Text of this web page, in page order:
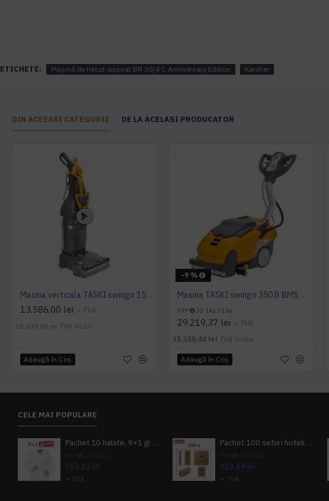
ETICHETE: Mașină de frecat-aspirat BR 30/4 C Anniversary Edition Karcher
DIN ACEEASI CATEGORIE DE LA ACELASI PRODUCATOR
Masina verticala TASKI swingo 150 E EURO, 1100W
13.586,00 lei + TVA
16.439,06 lei TVA inclus
Adaugă în Coş
-9 %
Masina TASKI swingo 350 B BMS EURO
PRP 32.141,31 lei
29.219,37 lei + TVA
35.355,44 lei TVA inclus
Adaugă în Coş
CELE MAI POPULARE
Pachet 10 halate, 9+1 gratuit
755,82 lei
+ TVA
Pachet 100 seturi hoteliere, set dentar, set barbierit, casca de dus, pila unghii, set cusut
533,69 lei
+ TVA